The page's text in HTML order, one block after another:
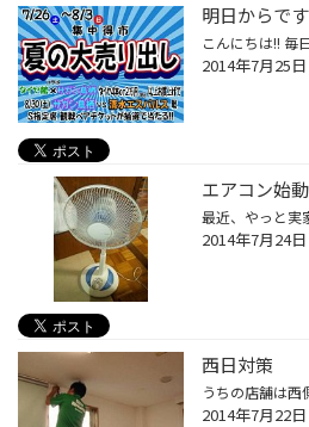
明日からで
2014年7月25日
エアコン始
2014年7月24日
西日対策
2014年7月22日